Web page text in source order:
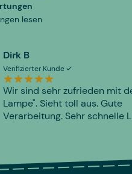
lesen
Dirk B
Verifizierter Kunde
Wir sind sehr zufrieden mit
Lampe". Sieht toll aus. Gute
Verarbeitung. Sehr schnelle